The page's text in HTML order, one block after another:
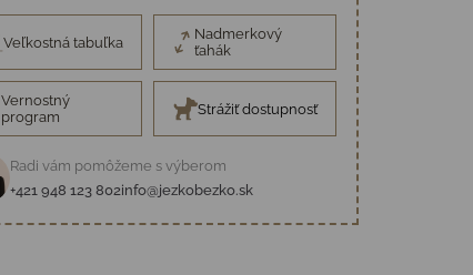
Veľkostná tabuľka
Nadmerkový
ťahák
Vernostný
program
Strážiť dostupnosť
Radi vám pomôžeme s výberom
+421 948 123 802info@jezkobezko.sk